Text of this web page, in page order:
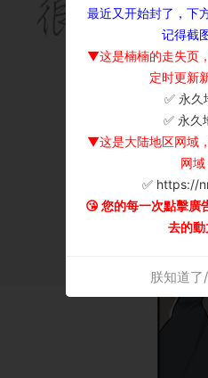
最近又开始封了，下
记得截
▼这是楠楠的走失页
定时更新
✅ 永久
✅ 永久
▼这是大陆地区网域
网域
✅ https://
😘 您的每一次點擊廣
去的動
朕知道了